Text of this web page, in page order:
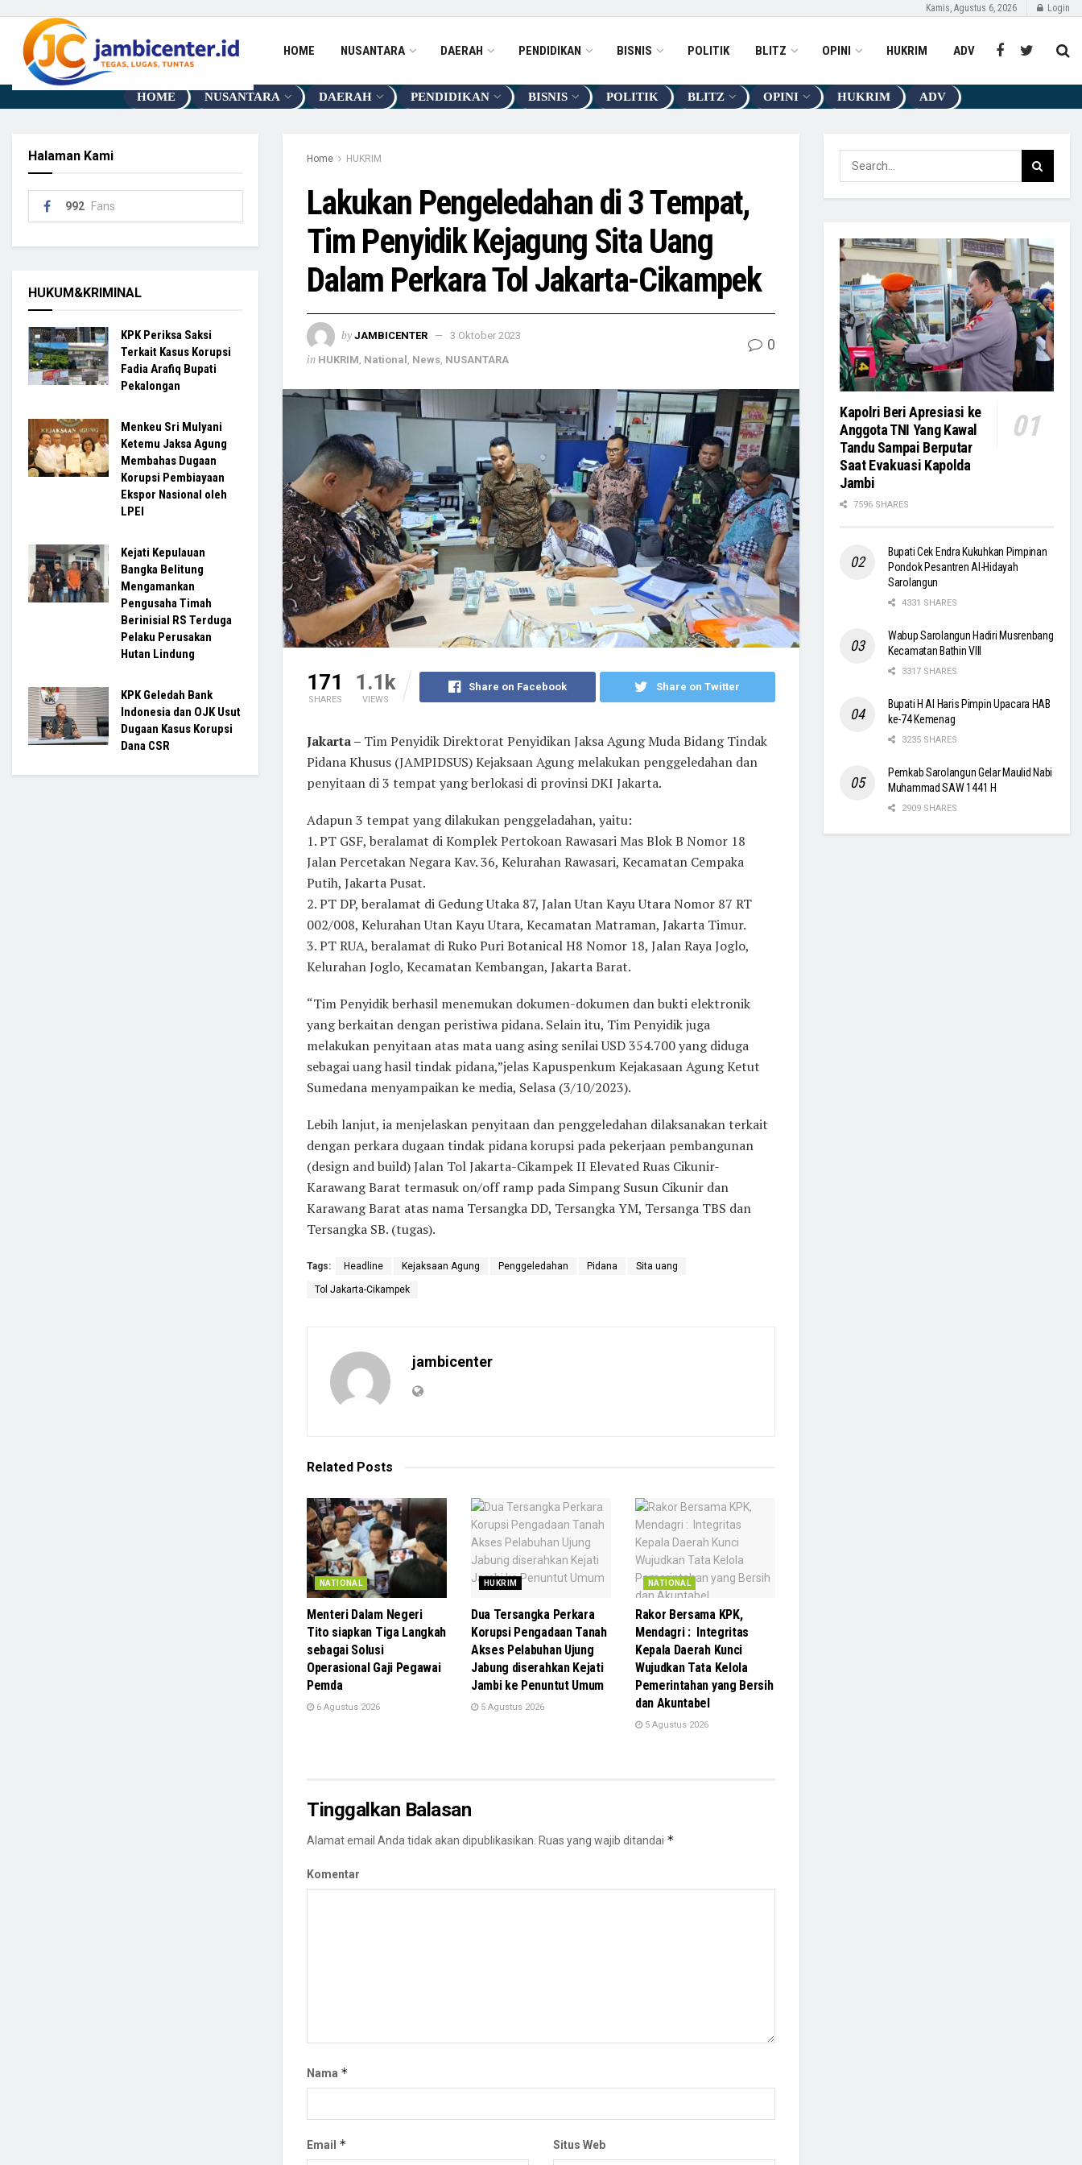
Kamis, Agustus 6, 2026 Login
HOME NUSANTARA DAERAH PENDIDIKAN BISNIS POLITIK BLITZ OPINI HUKRIM ADV
HOME NUSANTARA DAERAH PENDIDIKAN BISNIS POLITIK BLITZ OPINI HUKRIM ADV
Home HUKRIM
Lakukan Pengeledahan di 3 Tempat,
Tim Penyidik Kejagung Sita Uang
Dalam Perkara Tol Jakarta-Cikampek
by JAMBICENTER 3 Oktober 2023
in HUKRIM National News NUSANTARA
0
171
SHARES
1.1k
VIEWS
Share on Facebook Share on Twitter
Jakarta – Tim Penyidik Direktorat Penyidikan Jaksa Agung Muda Bidang Tindak
Pidana Khusus (JAMPIDSUS) Kejaksaan Agung melakukan penggeledahan dan
penyitaan di 3 tempat yang berlokasi di provinsi DKI Jakarta.
Adapun 3 tempat yang dilakukan penggeladahan, yaitu:
1. PT GSF, beralamat di Komplek Pertokoan Rawasari Mas Blok B Nomor 18
Jalan Percetakan Negara Kav. 36, Kelurahan Rawasari, Kecamatan Cempaka
Putih, Jakarta Pusat.
2. PT DP, beralamat di Gedung Utaka 87, Jalan Utan Kayu Utara Nomor 87 RT
002/008, Kelurahan Utan Kayu Utara, Kecamatan Matraman, Jakarta Timur.
3. PT RUA, beralamat di Ruko Puri Botanical H8 Nomor 18, Jalan Raya Joglo,
Kelurahan Joglo, Kecamatan Kembangan, Jakarta Barat.
“Tim Penyidik berhasil menemukan dokumen-dokumen dan bukti elektronik
yang berkaitan dengan peristiwa pidana. Selain itu, Tim Penyidik juga
melakukan penyitaan atas mata uang asing senilai USD 354.700 yang diduga
sebagai uang hasil tindak pidana,”jelas Kapuspenkum Kejakasaan Agung Ketut
Sumedana menyampaikan ke media, Selasa (3/10/2023).
Lebih lanjut, ia menjelaskan penyitaan dan penggeledahan dilaksanakan terkait
dengan perkara dugaan tindak pidana korupsi pada pekerjaan pembangunan
(design and build) Jalan Tol Jakarta-Cikampek II Elevated Ruas Cikunir-
Karawang Barat termasuk on/off ramp pada Simpang Susun Cikunir dan
Karawang Barat atas nama Tersangka DD, Tersangka YM, Tersanga TBS dan
Tersangka SB. (tugas).
Tags: Headline Kejaksaan Agung Penggeledahan Pidana Sita uang
Tol Jakarta-Cikampek
jambicenter
Related Posts
NATIONAL
Menteri Dalam Negeri
Tito siapkan Tiga Langkah
sebagai Solusi
Operasional Gaji Pegawai
Pemda
6 Agustus 2026
HUKRIM
Dua Tersangka Perkara
Korupsi Pengadaan Tanah
Akses Pelabuhan Ujung
Jabung diserahkan Kejati
Jambi ke Penuntut Umum
5 Agustus 2026
NATIONAL
Rakor Bersama KPK,
Mendagri : Integritas
Kepala Daerah Kunci
Wujudkan Tata Kelola
Pemerintahan yang Bersih
dan Akuntabel
5 Agustus 2026
Tinggalkan Balasan
Alamat email Anda tidak akan dipublikasikan. Ruas yang wajib ditandai *
Komentar
Nama *
Email * Situs Web
Halaman Kami
992 Fans
HUKUM&KRIMINAL
KPK Periksa Saksi
Terkait Kasus Korupsi
Fadia Arafiq Bupati
Pekalongan
Menkeu Sri Mulyani
Ketemu Jaksa Agung
Membahas Dugaan
Korupsi Pembiayaan
Ekspor Nasional oleh
LPEI
Kejati Kepulauan
Bangka Belitung
Mengamankan
Pengusaha Timah
Berinisial RS Terduga
Pelaku Perusakan
Hutan Lindung
KPK Geledah Bank
Indonesia dan OJK Usut
Dugaan Kasus Korupsi
Dana CSR
Kapolri Beri Apresiasi ke
Anggota TNI Yang Kawal
Tandu Sampai Berputar
Saat Evakuasi Kapolda
Jambi
7596 SHARES
Bupati Cek Endra Kukuhkan Pimpinan
Pondok Pesantren Al-Hidayah
Sarolangun
4331 SHARES
Wabup Sarolangun Hadiri Musrenbang
Kecamatan Bathin VIII
3317 SHARES
Bupati H Al Haris Pimpin Upacara HAB
ke-74 Kemenag
3235 SHARES
Pemkab Sarolangun Gelar Maulid Nabi
Muhammad SAW 1441 H
2909 SHARES